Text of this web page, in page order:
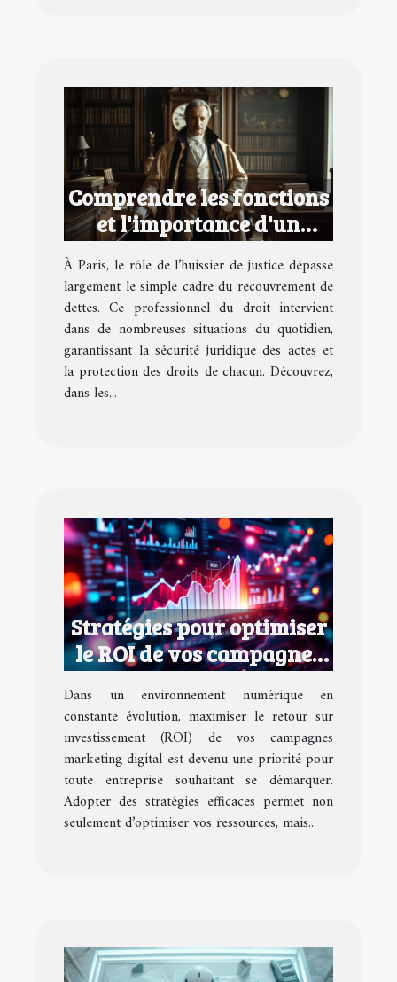
Comprendre les fonctions
et l'importance d'un
huissier de justice à Paris
À Paris, le rôle de l’huissier de justice dépasse
largement le simple cadre du recouvrement de
dettes. Ce professionnel du droit intervient
dans de nombreuses situations du quotidien,
garantissant la sécurité juridique des actes et
la protection des droits de chacun. Découvrez,
dans les...
Stratégies pour optimiser
le ROI de vos campagnes
marketing digital
Dans un environnement numérique en
constante évolution, maximiser le retour sur
investissement (ROI) de vos campagnes
marketing digital est devenu une priorité pour
toute entreprise souhaitant se démarquer.
Adopter des stratégies efficaces permet non
seulement d’optimiser vos ressources, mais...